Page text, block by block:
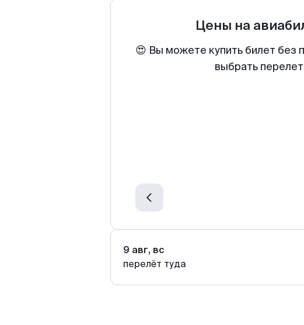
Цены на
😍 Вы можете купить билет без
выбрать
9 авг, вс
перелёт туда